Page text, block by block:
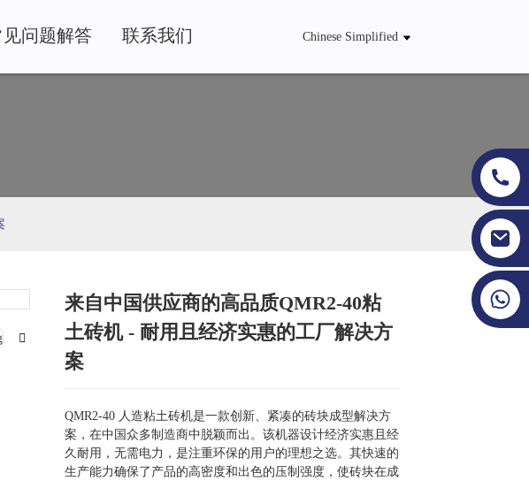
见问题解答 联系我们 Chinese Simplified
+86 19353927111
Loading...
Loading... Loading...
Loading...
来自中国供应商的高品质QMR2-40粘
土砖机 - 耐用且经济实惠的工厂解决方
案
QMR2-40 人造粘土砖机是一款创新、紧凑的砖块成型解决方
案，在中国众多制造商中脱颖而出。该机器设计经济实惠且经
久耐用，无需电力，是注重环保的用户的理想之选。其快速的
生产能力确保了产品的高密度和出色的压制强度，使砖块在成